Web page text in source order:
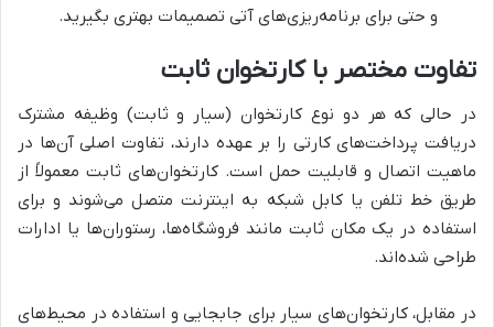
و حتی برای برنامه‌ریزی‌های آتی تصمیمات بهتری بگیرید.
تفاوت مختصر با کارتخوان ثابت
در حالی که هر دو نوع کارتخوان (سیار و ثابت) وظیفه مشترک
دریافت پرداخت‌های کارتی را بر عهده دارند، تفاوت اصلی آن‌ها در
ماهیت اتصال و قابلیت حمل است. کارتخوان‌های ثابت معمولاً از
طریق خط تلفن یا کابل شبکه به اینترنت متصل می‌شوند و برای
استفاده در یک مکان ثابت مانند فروشگاه‌ها، رستوران‌ها یا ادارات
طراحی شده‌اند.
در مقابل، کارتخوان‌های سیار برای جابجایی و استفاده در محیط‌های